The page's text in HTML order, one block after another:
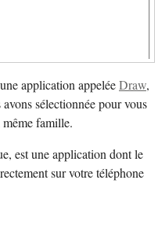
application appeléeDraw,
sélectionnée pour vous
famille.
est une application dont le
sur votre téléphone